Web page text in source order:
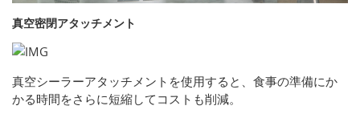
真空密閉アタッチメント
真空シーラーアタッチメントを使用すると、食事の準備にか
かる時間をさらに短縮してコストも削減。